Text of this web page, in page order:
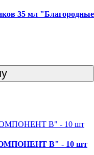
35 мл "Благородные
В" - 10 шт